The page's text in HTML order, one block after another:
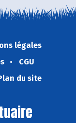
légales
CGU
du site